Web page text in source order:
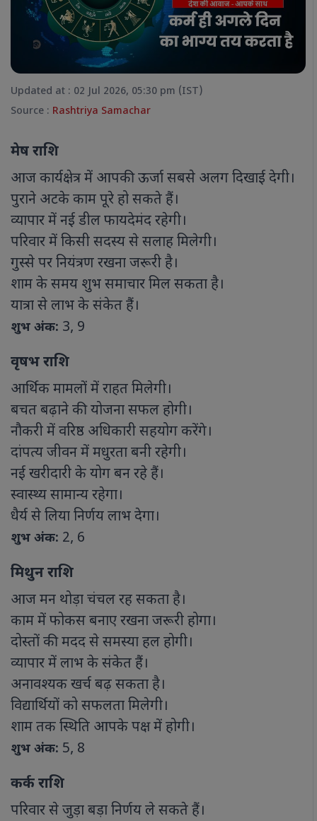
Updated at : 02 Jul 2026, 05:30 pm (IST)
Source : Rashtriya Samachar
मेष राशि
आज कार्यक्षेत्र में आपकी ऊर्जा सबसे अलग दिखाई देगी।
पुराने अटके काम पूरे हो सकते हैं।
व्यापार में नई डील फायदेमंद रहेगी।
परिवार में किसी सदस्य से सलाह मिलेगी।
गुस्से पर नियंत्रण रखना जरूरी है।
शाम के समय शुभ समाचार मिल सकता है।
यात्रा से लाभ के संकेत हैं।
शुभ अंक: 3, 9
वृषभ राशि
आर्थिक मामलों में राहत मिलेगी।
बचत बढ़ाने की योजना सफल होगी।
नौकरी में वरिष्ठ अधिकारी सहयोग करेंगे।
दांपत्य जीवन में मधुरता बनी रहेगी।
नई खरीदारी के योग बन रहे हैं।
स्वास्थ्य सामान्य रहेगा।
धैर्य से लिया निर्णय लाभ देगा।
शुभ अंक: 2, 6
मिथुन राशि
आज मन थोड़ा चंचल रह सकता है।
काम में फोकस बनाए रखना जरूरी होगा।
दोस्तों की मदद से समस्या हल होगी।
व्यापार में लाभ के संकेत हैं।
अनावश्यक खर्च बढ़ सकता है।
विद्यार्थियों को सफलता मिलेगी।
शाम तक स्थिति आपके पक्ष में होगी।
शुभ अंक: 5, 8
कर्क राशि
परिवार से जुड़ा बड़ा निर्णय ले सकते हैं।